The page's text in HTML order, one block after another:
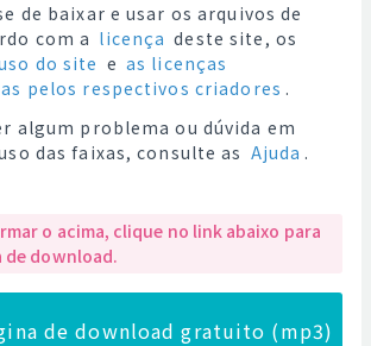
de baixar e usar os arquivos de
com a licença deste site, os
do site e as licenças
pelos respectivos criadores .
algum problema ou dúvida em
das faixas, consulte as Ajuda .
o acima, clique no link abaixo para
de download.
de download gratuito (mp3)